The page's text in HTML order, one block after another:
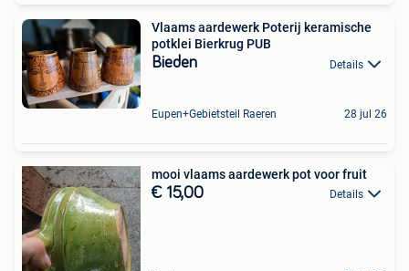
Vlaams aardewerk Poterij keramische
potklei Bierkrug PUB
Bieden Details
Eupen+Gebietsteil Raeren 28 jul 26
mooi vlaams aardewerk pot voor fruit
€ 15,00 Details